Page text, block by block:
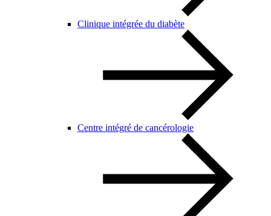
Clinique intégrée du diabète
Centre intégré de cancérologie